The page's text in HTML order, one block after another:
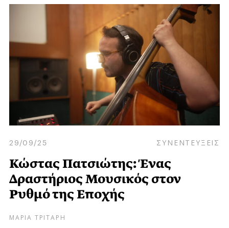
29/09/25 ΣΥΝΕΝΤΕΥΞΕΙΣ
Κώστας Πατσιώτης: Ένας
Δραστήριος Μουσικός στον
Ρυθμό της Εποχής
ΜΑΡΙΑ ΤΡΙΤΑΡΗ